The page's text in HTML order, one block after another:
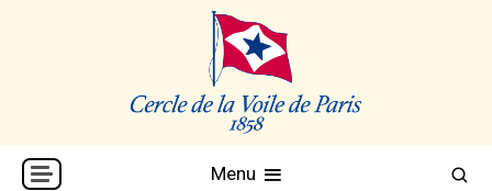
CVP
Cercle de la Voile de Paris
Menu